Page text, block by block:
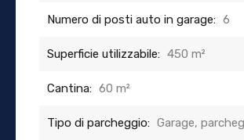
Numero di posti auto in garage: 6
Superficie utilizzabile: 450 m²
Cantina: 60 m²
Tipo di parcheggio: Garage,